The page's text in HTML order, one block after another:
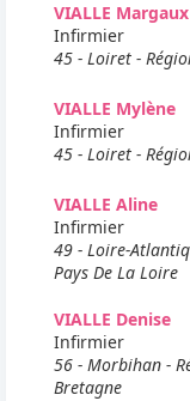
VIALLE Margaux
Infirmier
45 - Loiret -
VIALLE Mylène
Infirmier
45 - Loiret -
VIALLE Aline
Infirmier
49 - Loire-
Pays De La Loire
VIALLE Denise
Infirmier
56 - Morbihan -
Bretagne